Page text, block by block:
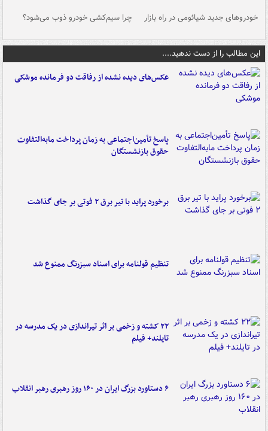
خودروهای جدید شیائومی در راه بازار چرا سیم‌کشی خودرو ذوب می‌شود؟
این مطالب را از دست ندهید....
عکس‌های دیده نشده از رفاقت دو فرمانده‌ موشکی
پاسخ تأمین‌اجتماعی به زمان پرداخت مابه‌التفاوت
حقوق بازنشستگان
برخورد پراید با تیر برق ۲ فوتی بر جای گذاشت
تنظیم قولنامه برای اسناد سبزرنگ ممنوع شد
۲۲ کشته و زخمی بر اثر تیراندازی در یک مدرسه در
تایلند+ فیلم
۶ دستاورد بزرگ ایران در ۱۶۰ روز رهبری رهبر انقلاب